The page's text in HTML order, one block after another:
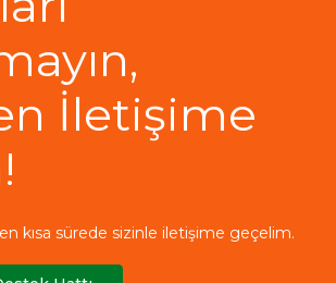
İletişime
kısa sürede sizinle iletişime geçelim.